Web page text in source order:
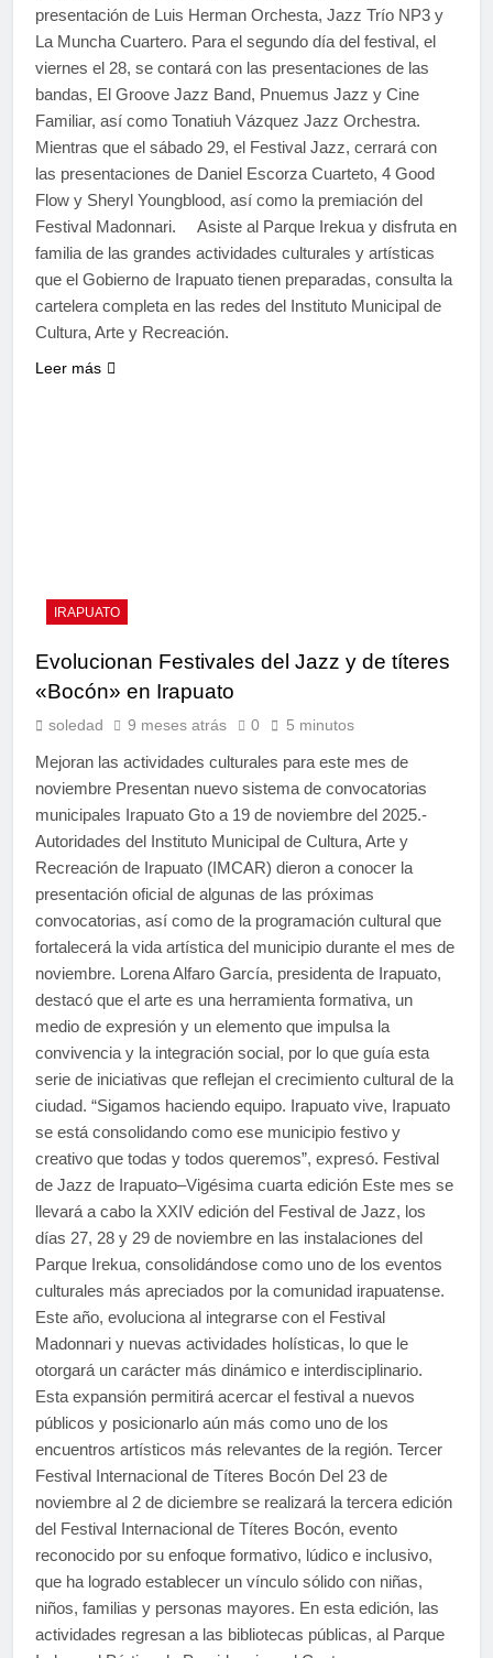
presentación de Luis Herman Orchesta, Jazz Trío NP3 y
La Muncha Cuartero. Para el segundo día del festival, el
viernes el 28, se contará con las presentaciones de las
bandas, El Groove Jazz Band, Pnuemus Jazz y Cine
Familiar, así como Tonatiuh Vázquez Jazz Orchestra.
Mientras que el sábado 29, el Festival Jazz, cerrará con
las presentaciones de Daniel Escorza Cuarteto, 4 Good
Flow y Sheryl Youngblood, así como la premiación del
Festival Madonnari. Asiste al Parque Irekua y disfruta en
familia de las grandes actividades culturales y artísticas
que el Gobierno de Irapuato tienen preparadas, consulta la
cartelera completa en las redes del Instituto Municipal de
Cultura, Arte y Recreación.
Leer más
IRAPUATO
Evolucionan Festivales del Jazz y de títeres
«Bocón» en Irapuato
soledad 9 meses atrás 0 5 minutos
Mejoran las actividades culturales para este mes de
noviembre Presentan nuevo sistema de convocatorias
municipales Irapuato Gto a 19 de noviembre del 2025.-
Autoridades del Instituto Municipal de Cultura, Arte y
Recreación de Irapuato (IMCAR) dieron a conocer la
presentación oficial de algunas de las próximas
convocatorias, así como de la programación cultural que
fortalecerá la vida artística del municipio durante el mes de
noviembre. Lorena Alfaro García, presidenta de Irapuato,
destacó que el arte es una herramienta formativa, un
medio de expresión y un elemento que impulsa la
convivencia y la integración social, por lo que guía esta
serie de iniciativas que reflejan el crecimiento cultural de la
ciudad. “Sigamos haciendo equipo. Irapuato vive, Irapuato
se está consolidando como ese municipio festivo y
creativo que todas y todos queremos”, expresó. Festival
de Jazz de Irapuato–Vigésima cuarta edición Este mes se
llevará a cabo la XXIV edición del Festival de Jazz, los
días 27, 28 y 29 de noviembre en las instalaciones del
Parque Irekua, consolidándose como uno de los eventos
culturales más apreciados por la comunidad irapuatense.
Este año, evoluciona al integrarse con el Festival
Madonnari y nuevas actividades holísticas, lo que le
otorgará un carácter más dinámico e interdisciplinario.
Esta expansión permitirá acercar el festival a nuevos
públicos y posicionarlo aún más como uno de los
encuentros artísticos más relevantes de la región. Tercer
Festival Internacional de Títeres Bocón Del 23 de
noviembre al 2 de diciembre se realizará la tercera edición
del Festival Internacional de Títeres Bocón, evento
reconocido por su enfoque formativo, lúdico e inclusivo,
que ha logrado establecer un vínculo sólido con niñas,
niños, familias y personas mayores. En esta edición, las
actividades regresan a las bibliotecas públicas, al Parque